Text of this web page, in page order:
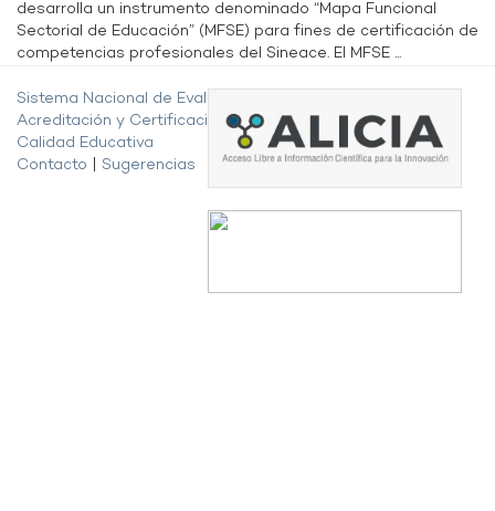
desarrolla un instrumento denominado “Mapa Funcional
Sectorial de Educación” (MFSE) para fines de certificación de
competencias profesionales del Sineace. El MFSE ...
Sistema Nacional de Evaluación,
Acreditación y Certificación de la
Calidad Educativa
Contacto
Sugerencias